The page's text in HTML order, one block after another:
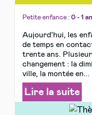
Petite enfance : 0 - 1 an
Aujourd’hui, les
de temps en
trente ans.
changement : la
ville, la montée en...
Lire la suite